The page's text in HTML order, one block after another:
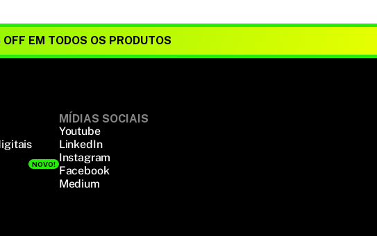
EM TODOS OS PRODUTOS
NOVO!
MÍDIAS SOCIAIS
Youtube
LinkedIn
Instagram
Facebook
Medium